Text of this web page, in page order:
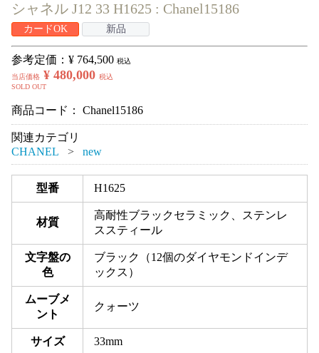
シャネル J12 33 H1625 : Chanel15186
カードOK 新品
参考定価： ¥ 764,500 税込
当店価格 ¥ 480,000 税込
SOLD OUT
商品コード： Chanel15186
関連カテゴリ
CHANEL
new
型番 H1625
材質
高耐性ブラックセラミック、ステンレ
ススティール
文字盤の
色
ブラック（12個のダイヤモンドインデ
ックス）
ムーブメ
ント
クォーツ
サイズ 33mm